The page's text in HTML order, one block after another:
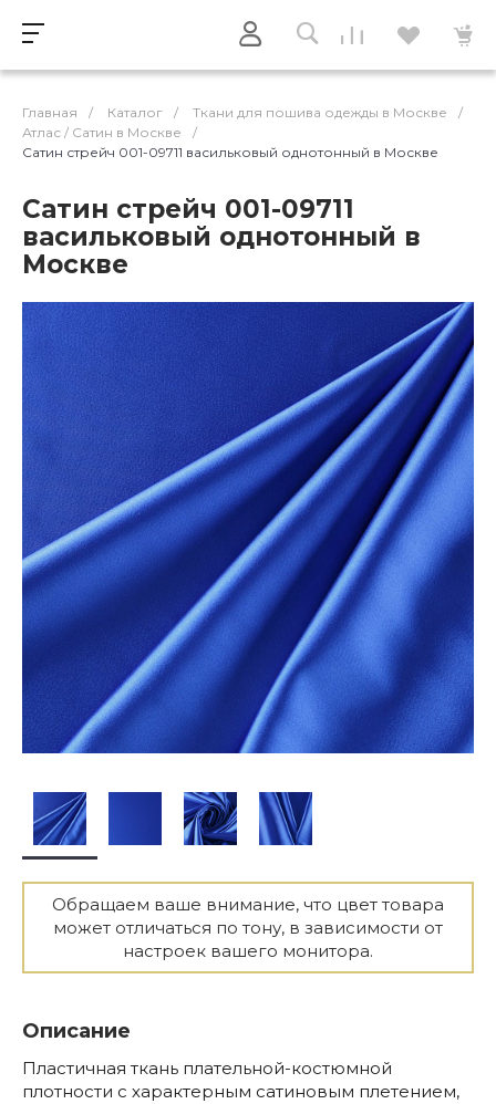
Главная / Каталог / Ткани для пошива одежды в Москве
/
Атлас / Cатин в Москве
/
Сатин стрейч 001-09711 васильковый однотонный в Москве
Сатин стрейч 001-09711
васильковый однотонный в
Москве
Обращаем ваше внимание, что цвет товара
может отличаться по тону, в зависимости от
настроек вашего монитора.
Описание
Пластичная ткань плательной-костюмной
плотности с характерным сатиновым плетением,